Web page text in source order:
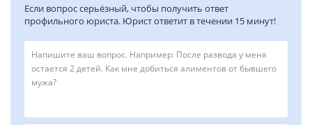
Если вопрос серьёзный, чтобы получить ответ
профильного юриста. Юрист ответит в течении 15 минут!